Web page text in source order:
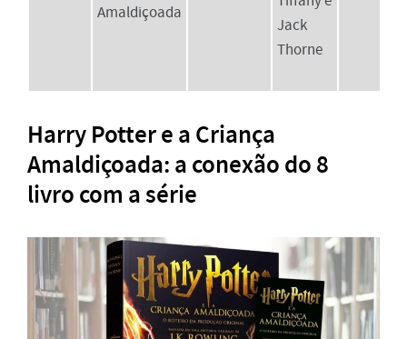
Amaldiçoada
Jack
Thorne
Harry Potter e a Criança
Amaldiçoada: a conexão do 8
livro com a série